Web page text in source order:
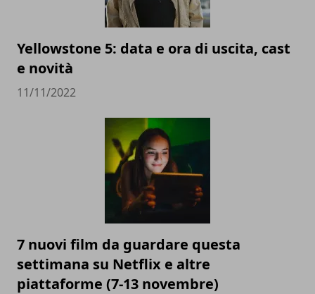
Yellowstone 5: data e ora di uscita, cast
e novità
11/11/2022
7 nuovi film da guardare questa
settimana su Netflix e altre
piattaforme (7-13 novembre)